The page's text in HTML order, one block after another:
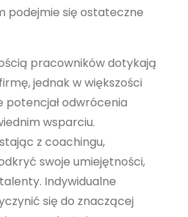
podejmie się ostateczne
pracowników dotykają
jednak w większości
potencjał odwrócenia
wsparciu.
z coachingu,
swoje umiejętności,
Indywidualne
się do znaczącej